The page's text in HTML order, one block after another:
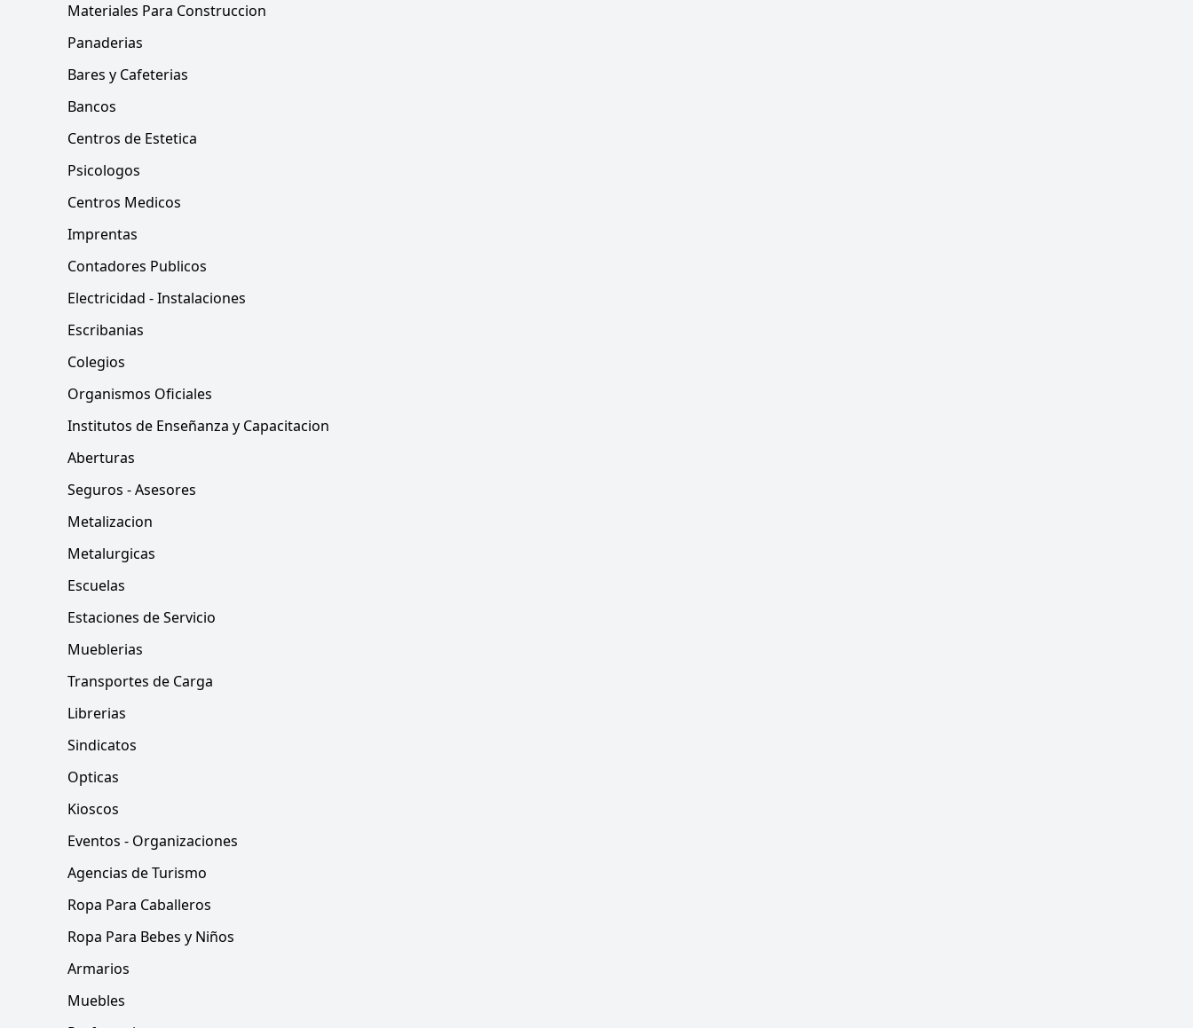
Materiales Para Construccion
Panaderias
Bares y Cafeterias
Bancos
Centros de Estetica
Psicologos
Centros Medicos
Imprentas
Contadores Publicos
Electricidad - Instalaciones
Escribanias
Colegios
Organismos Oficiales
Institutos de Enseñanza y Capacitacion
Aberturas
Seguros - Asesores
Metalizacion
Metalurgicas
Escuelas
Estaciones de Servicio
Mueblerias
Transportes de Carga
Librerias
Sindicatos
Opticas
Kioscos
Eventos - Organizaciones
Agencias de Turismo
Ropa Para Caballeros
Ropa Para Bebes y Niños
Armarios
Muebles